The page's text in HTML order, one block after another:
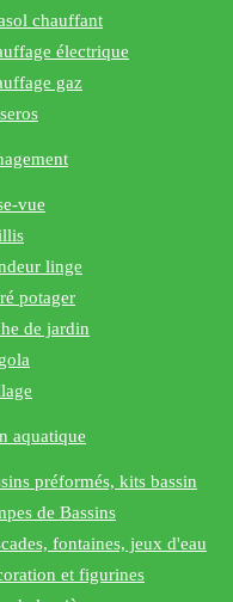
chauffant
électrique
gaz
vue
linge
potager
de jardin
aquatique
préformés, kits bassin
de Bassins
fontaines, jeux d'eau
et figurines